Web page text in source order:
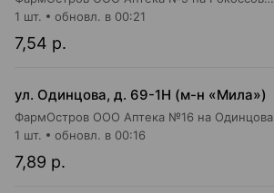
7,54 р.
1 шт. обновл. в 00:21
ул. Одинцова, д. 69-1Н (м-н «Мила»)
ФармОстров ООО Аптека №16 на Одинцова
7,89 р.
1 шт. обновл. в 00:16